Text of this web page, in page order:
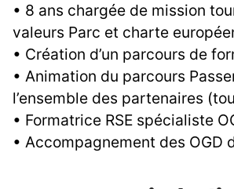
• 8 ans chargée de mission
valeurs Parc et charte
• Création d’un parcours de
• Animation du parcours
l’ensemble des partenaires
• Formatrice RSE spécialiste
• Accompagnement des OGD